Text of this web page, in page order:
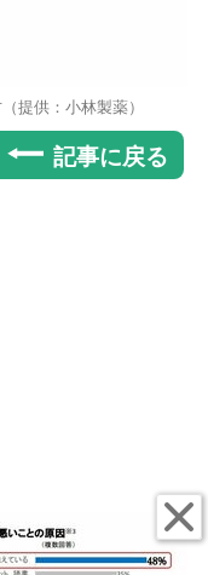
提供：小林製薬）
記事に戻る